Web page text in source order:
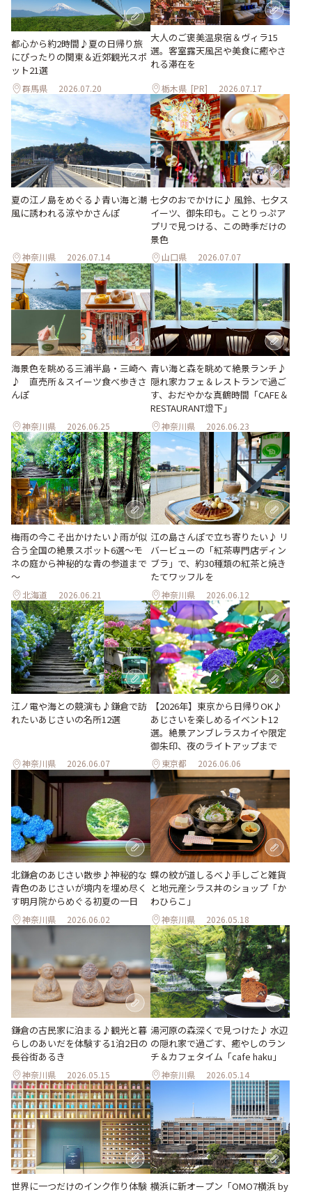
都心から約2時間♪夏の日帰り旅
にぴったりの関東＆近郊観光スポ
ット21選
群馬県 2026.07.20
大人のご褒美温泉宿＆ヴィラ15
選。客室露天風呂や美食に癒やさ
れる滞在を
栃木県 [PR] 2026.07.17
夏の江ノ島をめぐる♪青い海と潮
風に誘われる涼やかさんぽ
神奈川県 2026.07.14
七夕のおでかけに♪ 風鈴、七夕ス
イーツ、御朱印も。ことりっぷア
プリで見つける、この時季だけの
景色
山口県 2026.07.07
海景色を眺める三浦半島・三崎へ
♪ 直売所＆スイーツ食べ歩きさ
んぽ
神奈川県 2026.06.25
青い海と森を眺めて絶景ランチ♪
隠れ家カフェ＆レストランで過ご
す、おだやかな真鶴時間「CAFE＆
RESTAURANT燈下」
神奈川県 2026.06.23
梅雨の今こそ出かけたい♪雨が似
合う全国の絶景スポット6選～モ
ネの庭から神秘的な青の参道まで
～
北海道 2026.06.21
江の島さんぽで立ち寄りたい♪ リ
バービューの「紅茶専門店ディン
ブラ」で、約30種類の紅茶と焼き
たてワッフルを
神奈川県 2026.06.12
江ノ電や海との競演も♪鎌倉で訪
れたいあじさいの名所12選
神奈川県 2026.06.07
【2026年】東京から日帰りOK♪
あじさいを楽しめるイベント12
選。絶景アンブレラスカイや限定
御朱印、夜のライトアップまで
東京都 2026.06.06
北鎌倉のあじさい散歩♪神秘的な
青色のあじさいが境内を埋め尽く
す明月院からめぐる初夏の一日
神奈川県 2026.06.02
蝶の紋が道しるべ♪手しごと雑貨
と地元産シラス丼のショップ「か
わひらこ」
神奈川県 2026.05.18
鎌倉の古民家に泊まる♪観光と暮
らしのあいだを体験する1泊2日の
長谷街あるき
神奈川県 2026.05.15
湯河原の森深くで見つけた♪ 水辺
の隠れ家で過ごす、癒やしのラン
チ＆カフェタイム「cafe haku」
神奈川県 2026.05.14
世界に一つだけのインク作り体験 横浜に新オープン「OMO7横浜 by